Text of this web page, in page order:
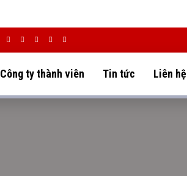
Công ty thành viên Tin tức Liên hệ